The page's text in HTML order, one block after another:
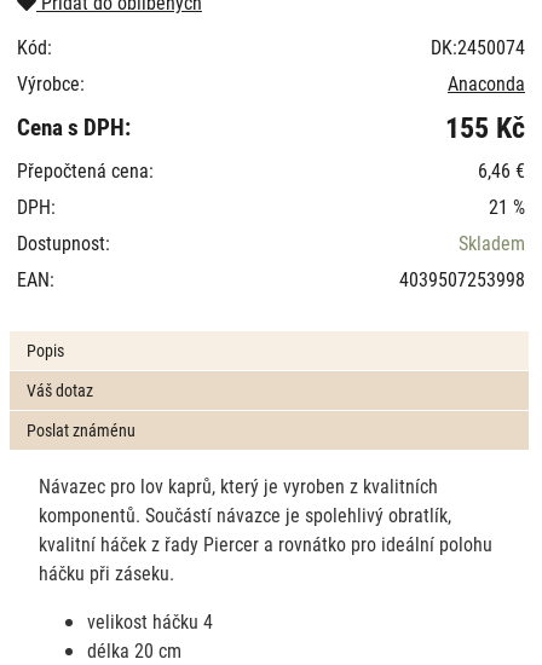
Kód:
DK:2450074
Výrobce:
Anaconda
Cena s DPH: 155 Kč
Přepočtená cena:
6,46 €
DPH:
21 %
Dostupnost:
Skladem
EAN:
4039507253998
Popis
Váš dotaz
Poslat známénu
Návazec pro lov kaprů, který je vyroben z kvalitních
komponentů. Součástí návazce je spolehlivý obratlík,
kvalitní háček z řady Piercer a rovnátko pro ideální polohu
háčku při záseku.
velikost háčku 4
délka 20 cm